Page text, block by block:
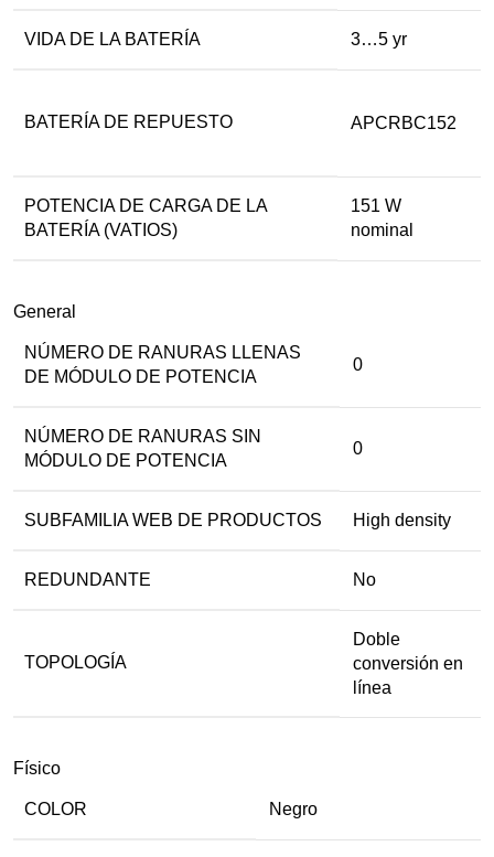
VIDA DE LA BATERÍA 3…5 yr
BATERÍA DE REPUESTO APCRBC152
POTENCIA DE CARGA DE LA
BATERÍA (VATIOS)
151 W
nominal
General
NÚMERO DE RANURAS LLENAS
DE MÓDULO DE POTENCIA
0
NÚMERO DE RANURAS SIN
MÓDULO DE POTENCIA
0
SUBFAMILIA WEB DE PRODUCTOS High density
REDUNDANTE No
TOPOLOGÍA
Doble
conversión en
línea
Físico
COLOR Negro